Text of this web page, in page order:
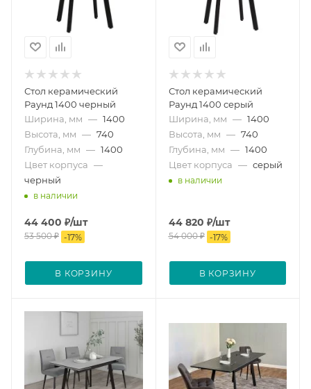
Стол керамический
Раунд 1400 черный
Ширина, мм — 1400
Высота, мм — 740
Глубина, мм — 1400
Цвет корпуса —
черный
в наличии
44 400 ₽/шт
53 500₽ -17%
В КОРЗИНУ
Стол керамический
Раунд 1400 серый
Ширина, мм — 1400
Высота, мм — 740
Глубина, мм — 1400
Цвет корпуса — серый
в наличии
44 820 ₽/шт
54 000₽ -17%
В КОРЗИНУ